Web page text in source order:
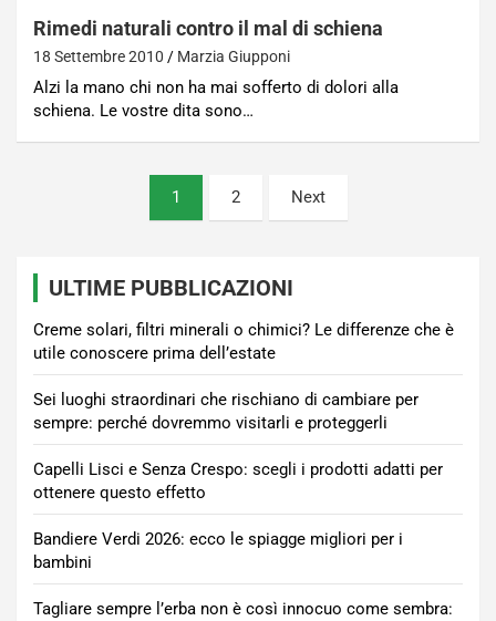
Rimedi naturali contro il mal di schiena
18 Settembre 2010 Marzia Giupponi
Alzi la mano chi non ha mai sofferto di dolori alla
schiena. Le vostre dita sono…
1 2 Next
ULTIME PUBBLICAZIONI
Creme solari, filtri minerali o chimici? Le differenze che è
utile conoscere prima dell’estate
Sei luoghi straordinari che rischiano di cambiare per
sempre: perché dovremmo visitarli e proteggerli
Capelli Lisci e Senza Crespo: scegli i prodotti adatti per
ottenere questo effetto
Bandiere Verdi 2026: ecco le spiagge migliori per i
bambini
Tagliare sempre l’erba non è così innocuo come sembra: